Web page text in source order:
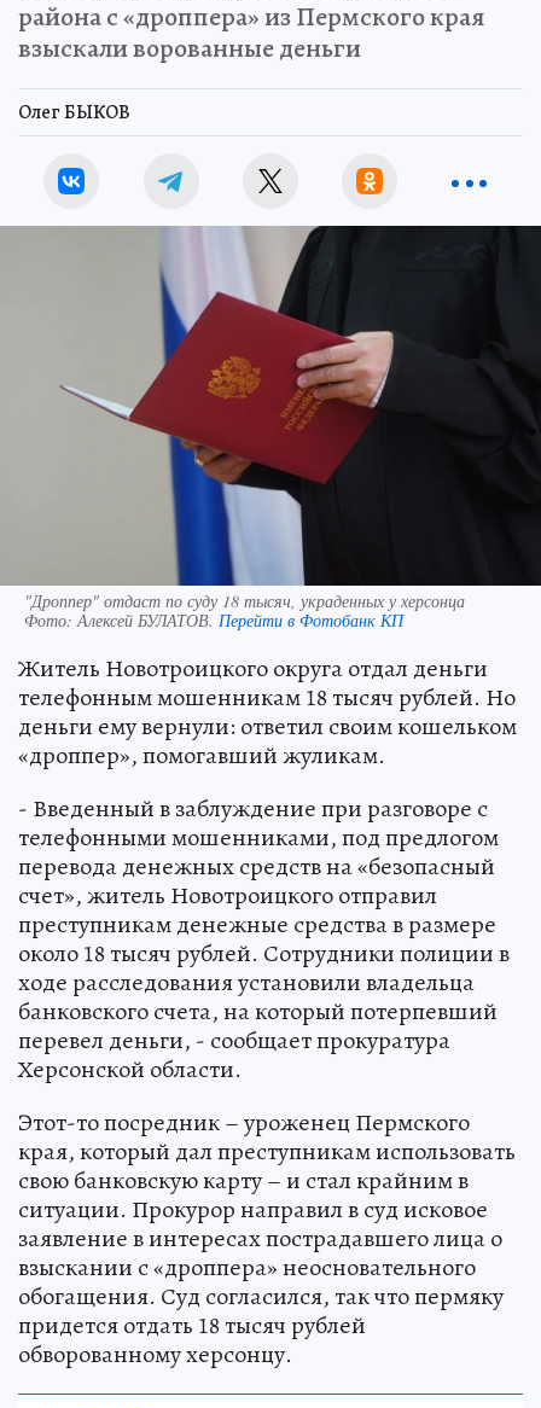
района с «дроппера» из Пермского края
взыскали ворованные деньги
Олег БЫКОВ
"Дроппер" отдаст по суду 18 тысяч, украденных у херсонца
Фото:Алексей БУЛАТОВ. Перейти в Фотобанк КП
Житель Новотроицкого округа отдал деньги
телефонным мошенникам 18 тысяч рублей. Но
деньги ему вернули: ответил своим кошельком
«дроппер», помогавший жуликам.
- Введенный в заблуждение при разговоре с
телефонными мошенниками, под предлогом
перевода денежных средств на «безопасный
счет», житель Новотроицкого отправил
преступникам денежные средства в размере
около 18 тысяч рублей. Сотрудники полиции в
ходе расследования установили владельца
банковского счета, на который потерпевший
перевел деньги, - сообщает прокуратура
Херсонской области.
Этот-то посредник – уроженец Пермского
края, который дал преступникам использовать
свою банковскую карту – и стал крайним в
ситуации. Прокурор направил в суд исковое
заявление в интересах пострадавшего лица о
взыскании с «дроппера» неосновательного
обогащения. Суд согласился, так что пермяку
придется отдать 18 тысяч рублей
обворованному херсонцу.